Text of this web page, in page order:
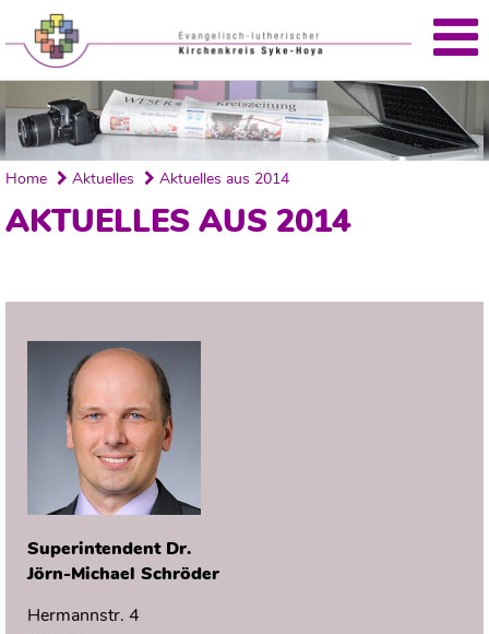
'
Home Aktuelles Aktuelles aus 2014
AKTUELLES AUS 2014
Superintendent Dr.
Jörn-Michael Schröder
Hermannstr. 4